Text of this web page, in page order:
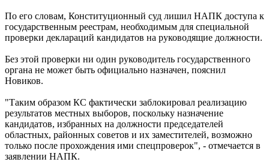
По его словам, Конституционный суд лишил НАПК доступа к
государственным реестрам, необходимым для специальной
проверки деклараций кандидатов на руководящие должности.
Без этой проверки ни один руководитель государственного
органа не может быть официально назначен, пояснил
Новиков.
"Таким образом КС фактически заблокировал реализацию
результатов местных выборов, поскольку назначение
кандидатов, избранных на должности председателей
областных, районных советов и их заместителей, возможно
только после прохождения ими спецпроверок", - отмечается в
заявлении НАПК.